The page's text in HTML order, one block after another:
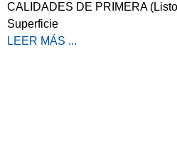
CALIDADES DE PRIMERA
Superficie
LEER MÁS ...